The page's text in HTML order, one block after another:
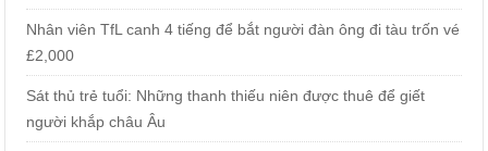
Nhân viên TfL canh 4 tiếng để bắt người đàn ông đi tàu trốn vé
£2,000
Sát thủ trẻ tuổi: Những thanh thiếu niên được thuê để giết
người khắp châu Âu